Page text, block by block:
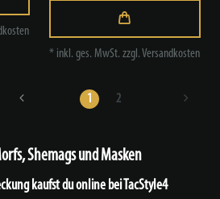
* inkl. ges. MwSt. zzgl.Versandkosten
1 2
Shemags und Masken
kaufst du online bei TacStyle4